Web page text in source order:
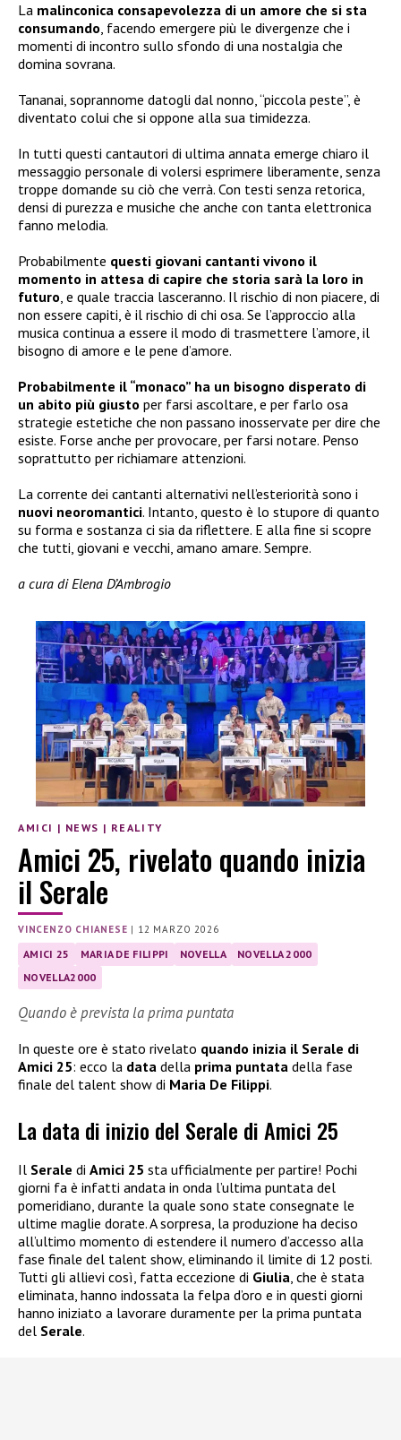
La malinconica consapevolezza di un amore che si sta
consumando, facendo emergere più le divergenze che i
momenti di incontro sullo sfondo di una nostalgia che
domina sovrana.
Tananai, soprannome datogli dal nonno, “piccola peste”, è
diventato colui che si oppone alla sua timidezza.
In tutti questi cantautori di ultima annata emerge chiaro il
messaggio personale di volersi esprimere liberamente, senza
troppe domande su ciò che verrà. Con testi senza retorica,
densi di purezza e musiche che anche con tanta elettronica
fanno melodia.
Probabilmente questi giovani cantanti vivono il
momento in attesa di capire che storia sarà la loro in
futuro, e quale traccia lasceranno. Il rischio di non piacere, di
non essere capiti, è il rischio di chi osa. Se l’approccio alla
musica continua a essere il modo di trasmettere l’amore, il
bisogno di amore e le pene d’amore.
Probabilmente il “monaco” ha un bisogno disperato di
un abito più giusto per farsi ascoltare, e per farlo osa
strategie estetiche che non passano inosservate per dire che
esiste. Forse anche per provocare, per farsi notare. Penso
soprattutto per richiamare attenzioni.
La corrente dei cantanti alternativi nell’esteriorità sono i
nuovi neoromantici. Intanto, questo è lo stupore di quanto
su forma e sostanza ci sia da riflettere. E alla fine si scopre
che tutti, giovani e vecchi, amano amare. Sempre.
a cura di Elena D’Ambrogio
AMICI | NEWS | REALITY
Amici 25, rivelato quando inizia
il Serale
VINCENZO CHIANESE | 12 MARZO 2026
AMICI 25 MARIA DE FILIPPI NOVELLA
NOVELLA 2000
NOVELLA2000
Quando è prevista la prima puntata
In queste ore è stato rivelato quando inizia il Serale di
Amici 25: ecco la data della prima puntata della fase
finale del talent show di Maria De Filippi.
La data di inizio del Serale di Amici 25
Il Serale di Amici 25 sta ufficialmente per partire! Pochi
giorni fa è infatti andata in onda l’ultima puntata del
pomeridiano, durante la quale sono state consegnate le
ultime maglie dorate. A sorpresa, la produzione ha deciso
all’ultimo momento di estendere il numero d’accesso alla
fase finale del talent show, eliminando il limite di 12 posti.
Tutti gli allievi così, fatta eccezione di Giulia , che è stata
eliminata, hanno indossata la felpa d’oro e in questi giorni
hanno iniziato a lavorare duramente per la prima puntata
del Serale.